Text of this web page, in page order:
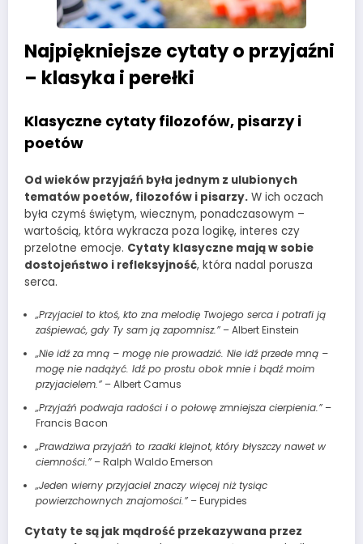
Najpiękniejsze cytaty o przyjaźni
– klasyka i perełki
Klasyczne cytaty filozofów, pisarzy i
poetów
Od wieków przyjaźń była jednym z ulubionych
tematów poetów, filozofów i pisarzy. W ich oczach
była czymś świętym, wiecznym, ponadczasowym –
wartością, która wykracza poza logikę, interes czy
przelotne emocje. Cytaty klasyczne mają w sobie
dostojeństwo i refleksyjność, która nadal porusza
serca.
„Przyjaciel to ktoś, kto zna melodię Twojego serca i potrafi ją
zaśpiewać, gdy Ty sam ją zapomnisz.”– Albert Einstein
„Nie idź za mną – mogę nie prowadzić. Nie idź przede mną –
mogę nie nadążyć. Idź po prostu obok mnie i bądź moim
przyjacielem.”– Albert Camus
„Przyjaźń podwaja radości i o połowę zmniejsza cierpienia.”–
Francis Bacon
„Prawdziwa przyjaźń to rzadki klejnot, który błyszczy nawet w
ciemności.”– Ralph Waldo Emerson
„Jeden wierny przyjaciel znaczy więcej niż tysiąc
powierzchownych znajomości.”– Eurypides
Cytaty te są jak mądrość przekazywana przez